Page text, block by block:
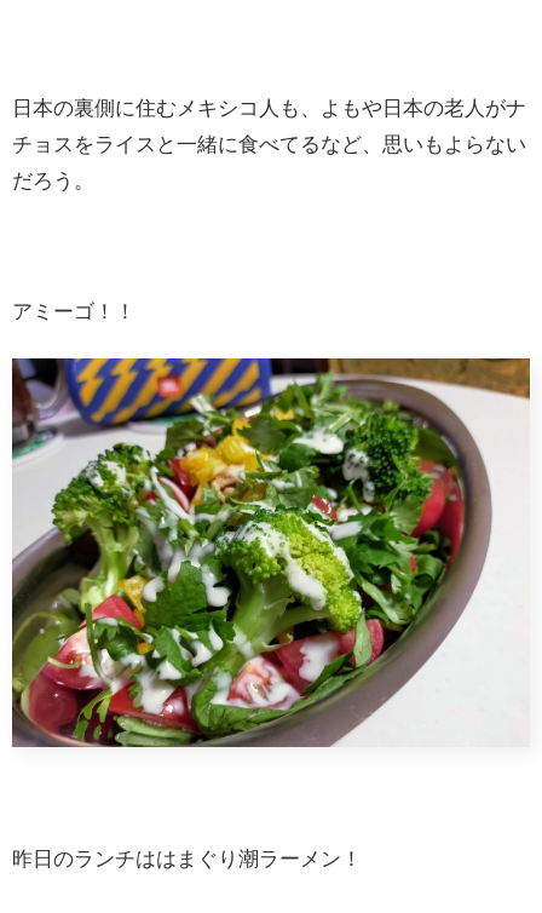
日本の裏側に住むメキシコ人も、よもや日本の老人がナ
チョスをライスと一緒に食べてるなど、思いもよらない
だろう。
アミーゴ！！
昨日のランチははまぐり潮ラーメン！